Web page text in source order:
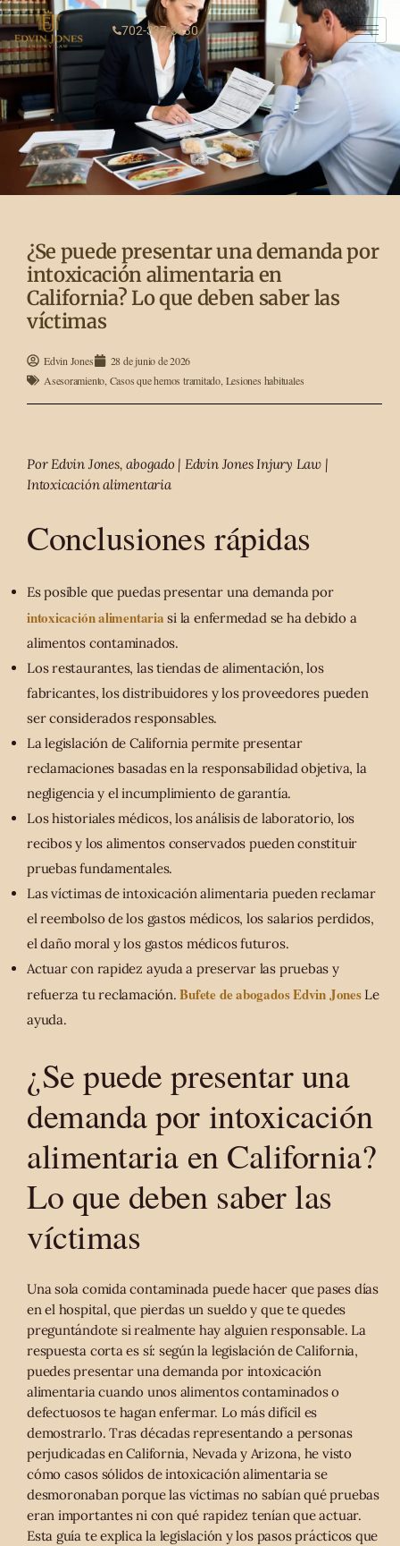
702-337-3430
¿Se puede presentar una demanda por
intoxicación alimentaria en
California? Lo que deben saber las
víctimas
Edvin Jones
28 de junio de 2026
Asesoramiento Casos que hemos tramitado Lesiones habituales
Por Edvin Jones, abogado | Edvin Jones Injury Law |
Intoxicación alimentaria
Conclusiones rápidas
Es posible que puedas presentar una demanda por
intoxicación alimentaria si la enfermedad se ha debido a
alimentos contaminados.
Los restaurantes, las tiendas de alimentación, los
fabricantes, los distribuidores y los proveedores pueden
ser considerados responsables.
La legislación de California permite presentar
reclamaciones basadas en la responsabilidad objetiva, la
negligencia y el incumplimiento de garantía.
Los historiales médicos, los análisis de laboratorio, los
recibos y los alimentos conservados pueden constituir
pruebas fundamentales.
Las víctimas de intoxicación alimentaria pueden reclamar
el reembolso de los gastos médicos, los salarios perdidos,
el daño moral y los gastos médicos futuros.
Actuar con rapidez ayuda a preservar las pruebas y
refuerza tu reclamación. Bufete de abogados Edvin JonesLe
ayuda.
¿Se puede presentar una
demanda por intoxicación
alimentaria en California?
Lo que deben saber las
víctimas
Una sola comida contaminada puede hacer que pases días
en el hospital, que pierdas un sueldo y que te quedes
preguntándote si realmente hay alguien responsable. La
respuesta corta es sí: según la legislación de California,
puedes presentar una demanda por intoxicación
alimentaria cuando unos alimentos contaminados o
defectuosos te hagan enfermar. Lo más difícil es
demostrarlo. Tras décadas representando a personas
perjudicadas en California, Nevada y Arizona, he visto
cómo casos sólidos de intoxicación alimentaria se
desmoronaban porque las víctimas no sabían qué pruebas
eran importantes ni con qué rapidez tenían que actuar.
Esta guía te explica la legislación y los pasos prácticos que